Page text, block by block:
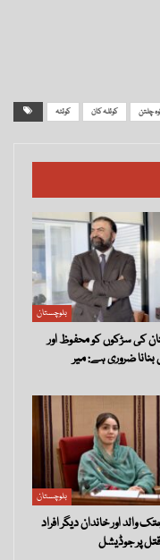
کوئٹہ کوئلہ کان چلتن
بلوچستان
کی سڑکوں کو محفوظ اور
بلوچستان
والد اور خاندان دیگر افراد